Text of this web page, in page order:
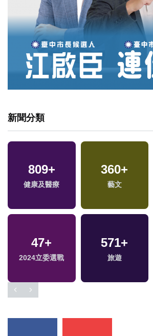
新聞分類
809+
健康及醫療
360+
藝文
47+
2024立委選戰
571+
旅遊